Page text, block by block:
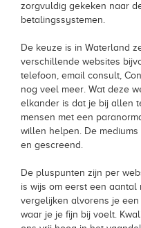
zorgvuldig gekeken naar
betalingssystemen.
De keuze is in Waterland
verschillende websites
telefoon, email consult,
nog veel meer. Wat deze
elkander is dat je bij allen
mensen met een
willen helpen. De
en gescreend.
De pluspunten zijn per
is wijs om eerst een
vergelijken alvorens je
waar je je fijn bij voelt.